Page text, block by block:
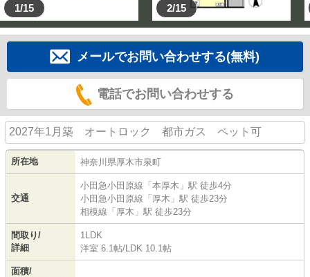
1/15 2/15
メールでお問い合わせする(無料)
電話でお問い合わせする
2027年1月築 オートロック 都市ガス ペット可
所在地 神奈川県 厚木市泉町
交通
小田急小田原線 「 本厚木 」駅 徒歩4分
小田急小田原線 「 厚木 」駅 徒歩23分
相模線 「 厚木 」駅 徒歩23分
間取り/
詳細
1LDK
洋室 6.1帖/ LDK 10.1帖
面積/